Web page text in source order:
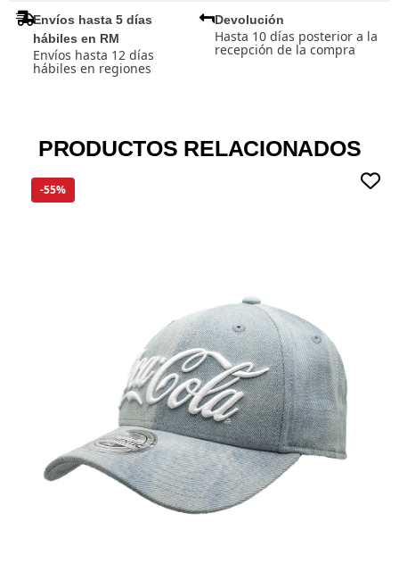
Envíos hasta 5 días
hábiles en RM
Envíos hasta 12 días
hábiles en regiones
Devolución
Hasta 10 días posterior a la
recepción de la compra
PRODUCTOS RELACIONADOS
-55%